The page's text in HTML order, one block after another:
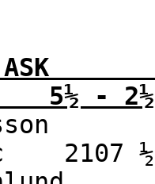
- 2½
2107